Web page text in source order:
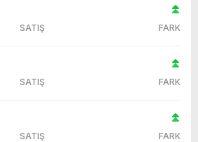
SATIŞ FARK
SATIŞ FARK
SATIŞ FARK